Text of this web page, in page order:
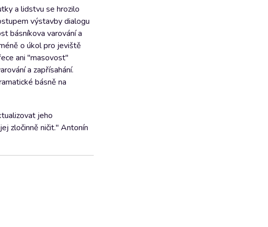
a lidstvu se hrozilo
výstavby dialogu
básníkova varování a
o úkol pro jeviště
ani "masovost"
a zapřísahání.
básně na
jeho
zločinně ničit." Antonín